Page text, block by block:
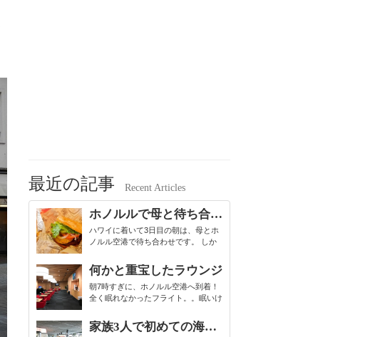
最近の記事 Recent Articles
ホノルルで母と待ち合わせ
ハワイに着いて3日目の朝は、母とホ
ノルル空港で待ち合わせです。 しか
ーっとヒステリック状態。。何をして
も泣きわめく娘を目の前にして、いつ
もと違う様子に心配…。私も泣きたい
くらいでした。 翌日、約束の時間よ
何かと重宝したラウンジ
朝7時すぎに、ホノルル空港へ到着！
全く眠れなかったフライト。。眠いけ
いで我慢！です。 嫁が前回の記事で
も書いていますが、今回は自転車を二
家族3人で初めての海外旅行